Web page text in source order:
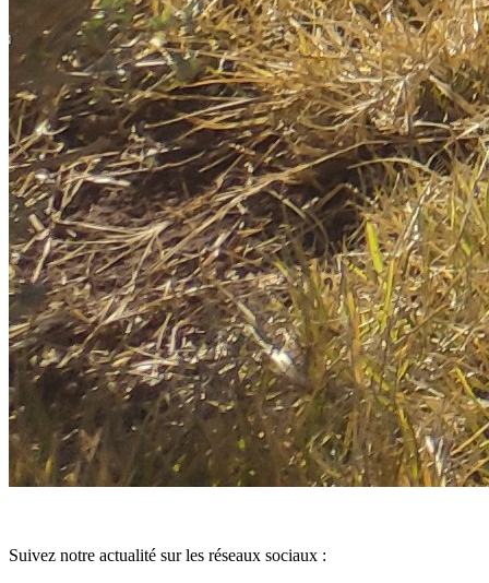
Suivez notre actualité sur les réseaux sociaux :